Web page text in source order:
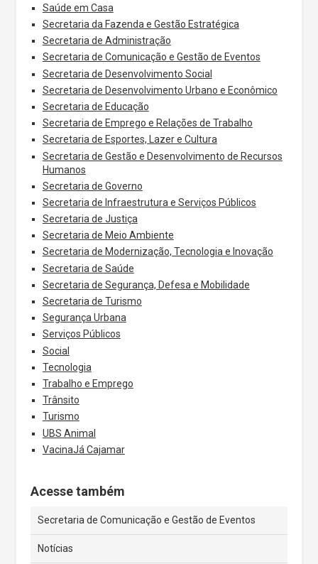
Saúde em Casa
Secretaria da Fazenda e Gestão Estratégica
Secretaria de Administração
Secretaria de Comunicação e Gestão de Eventos
Secretaria de Desenvolvimento Social
Secretaria de Desenvolvimento Urbano e Econômico
Secretaria de Educação
Secretaria de Emprego e Relações de Trabalho
Secretaria de Esportes, Lazer e Cultura
Secretaria de Gestão e Desenvolvimento de Recursos
Humanos
Secretaria de Governo
Secretaria de Infraestrutura e Serviços Públicos
Secretaria de Justiça
Secretaria de Meio Ambiente
Secretaria de Modernização, Tecnologia e Inovação
Secretaria de Saúde
Secretaria de Segurança, Defesa e Mobilidade
Secretaria de Turismo
Segurança Urbana
Serviços Públicos
Social
Tecnologia
Trabalho e Emprego
Trânsito
Turismo
UBS Animal
VacinaJá Cajamar
Acesse também
Secretaria de Comunicação e Gestão de Eventos
Notícias